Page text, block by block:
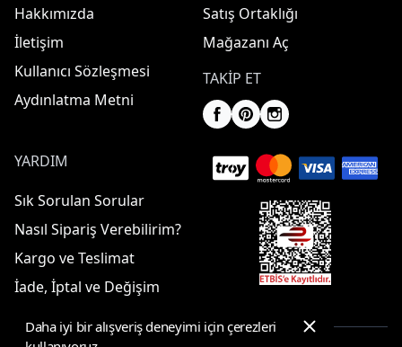
Hakkımızda
İletişim
Kullanıcı Sözleşmesi
Aydınlatma Metni
Satış Ortaklığı
Mağazanı Aç
TAKIP ET
YARDIM
Sık Sorulan Sorular
Nasıl Sipariş Verebilirim?
Kargo ve Teslimat
İade, İptal ve Değişim
Daha iyi bir alışveriş deneyimi için çerezleri